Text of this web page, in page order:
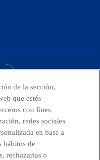
de la sección,
que estés
con fines
redes sociales
en base a
hábitos de
rechazarlas o